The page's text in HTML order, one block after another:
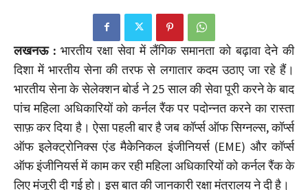
लखनऊ : भारतीय रक्षा सेवा में लैंगिक समानता को बढ़ावा देने की
दिशा में भारतीय सेना की तरफ से लगातार कदम उठाए जा रहे हैं।
भारतीय सेना के सेलेक्शन बोर्ड ने 25 साल की सेवा पूरी करने के बाद
पांच महिला अधिकारियों को कर्नल रैंक पर पदोन्नत करने का रास्ता
साफ़ कर दिया है। ऐसा पहली बार है जब कॉर्प्स ऑफ सिग्नल्स, कॉर्प्स
ऑफ इलेक्ट्रोनिक्स एंड मैकेनिकल इंजीनियर्स (EME) और कॉर्प्स
ऑफ इंजीनियर्स में काम कर रही महिला अधिकारियों को कर्नल रैंक के
लिए मंजूरी दी गई हो। इस बात की जानकारी रक्षा मंत्रालय ने दी है।